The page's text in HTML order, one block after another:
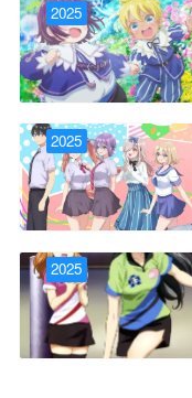
2025
2025
2025